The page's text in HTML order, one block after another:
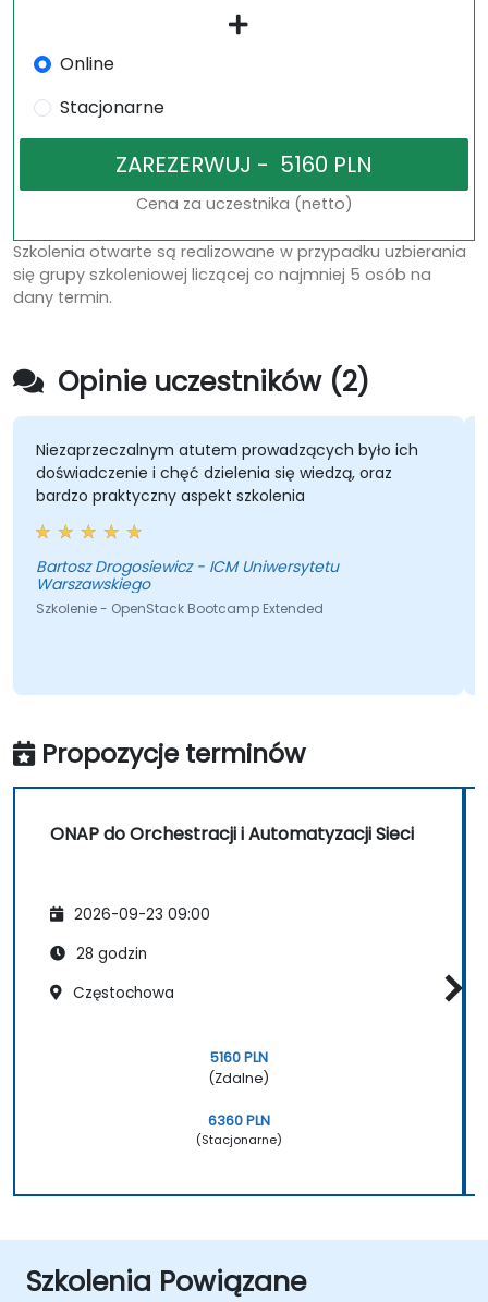
Online
Stacjonarne
Cena za uczestnika (netto)
Szkolenia otwarte są realizowane w przypadku uzbierania
się grupy szkoleniowej liczącej co najmniej 5 osób na
dany termin.
Opinie uczestników (2)
Niezaprzeczalnym atutem prowadzących było ich
doświadczenie i chęć dzielenia się wiedzą, oraz
bardzo praktyczny aspekt szkolenia
Bartosz Drogosiewicz - ICM Uniwersytetu
Warszawskiego
Szkolenie - OpenStack Bootcamp Extended
Propozycje terminów
ONAP do Orchestracji i Automatyzacji Sieci
2026-09-23 09:00
28 godzin
Częstochowa
5160 PLN
(Zdalne)
6360 PLN
(Stacjonarne)
Szkolenia Powiązane